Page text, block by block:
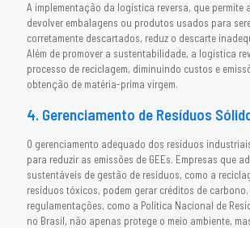
A implementação da logística reversa, que permite
devolver embalagens ou produtos usados para
corretamente descartados, reduz o descarte
Além de promover a sustentabilidade, a logística
processo de reciclagem, diminuindo custos e
obtenção de matéria-prima virgem.
4. Gerenciamento de Resíduos
O gerenciamento adequado dos resíduos
para reduzir as emissões de GEEs. Empresas que
sustentáveis de gestão de resíduos, como a
resíduos tóxicos, podem gerar créditos de carbono.
regulamentações, como a Política Nacional de
no Brasil, não apenas protege o meio ambiente,